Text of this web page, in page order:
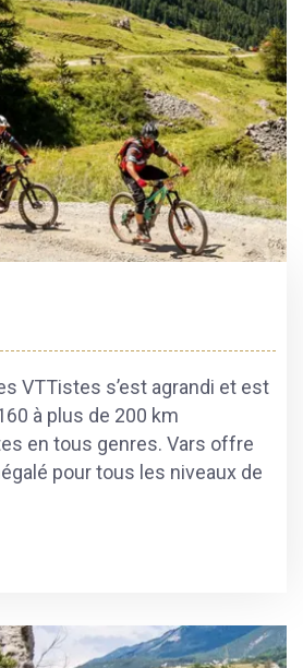
VTTistes s’est agrandi et est
à plus de 200 km
en tous genres. Vars offre
pour tous les niveaux de